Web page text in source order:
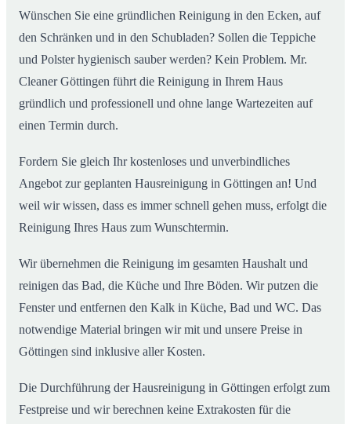
Wünschen Sie eine gründlichen Reinigung in den Ecken, auf
den Schränken und in den Schubladen? Sollen die Teppiche
und Polster hygienisch sauber werden? Kein Problem. Mr.
Cleaner Göttingen führt die Reinigung in Ihrem Haus
gründlich und professionell und ohne lange Wartezeiten auf
einen Termin durch.
Fordern Sie gleich Ihr kostenloses und unverbindliches
Angebot zur geplanten Hausreinigung in Göttingen an! Und
weil wir wissen, dass es immer schnell gehen muss, erfolgt die
Reinigung Ihres Haus zum Wunschtermin.
Wir übernehmen die Reinigung im gesamten Haushalt und
reinigen das Bad, die Küche und Ihre Böden. Wir putzen die
Fenster und entfernen den Kalk in Küche, Bad und WC. Das
notwendige Material bringen wir mit und unsere Preise in
Göttingen sind inklusive aller Kosten.
Die Durchführung der Hausreinigung in Göttingen erfolgt zum
Festpreise und wir berechnen keine Extrakosten für die